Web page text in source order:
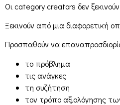
Οι category creators δεν
Ξεκινούν από μια διαφορετική
Προσπαθούν να
το πρόβλημα
τις ανάγκες
τη συζήτηση
τον τρόπο αξιολόγησης